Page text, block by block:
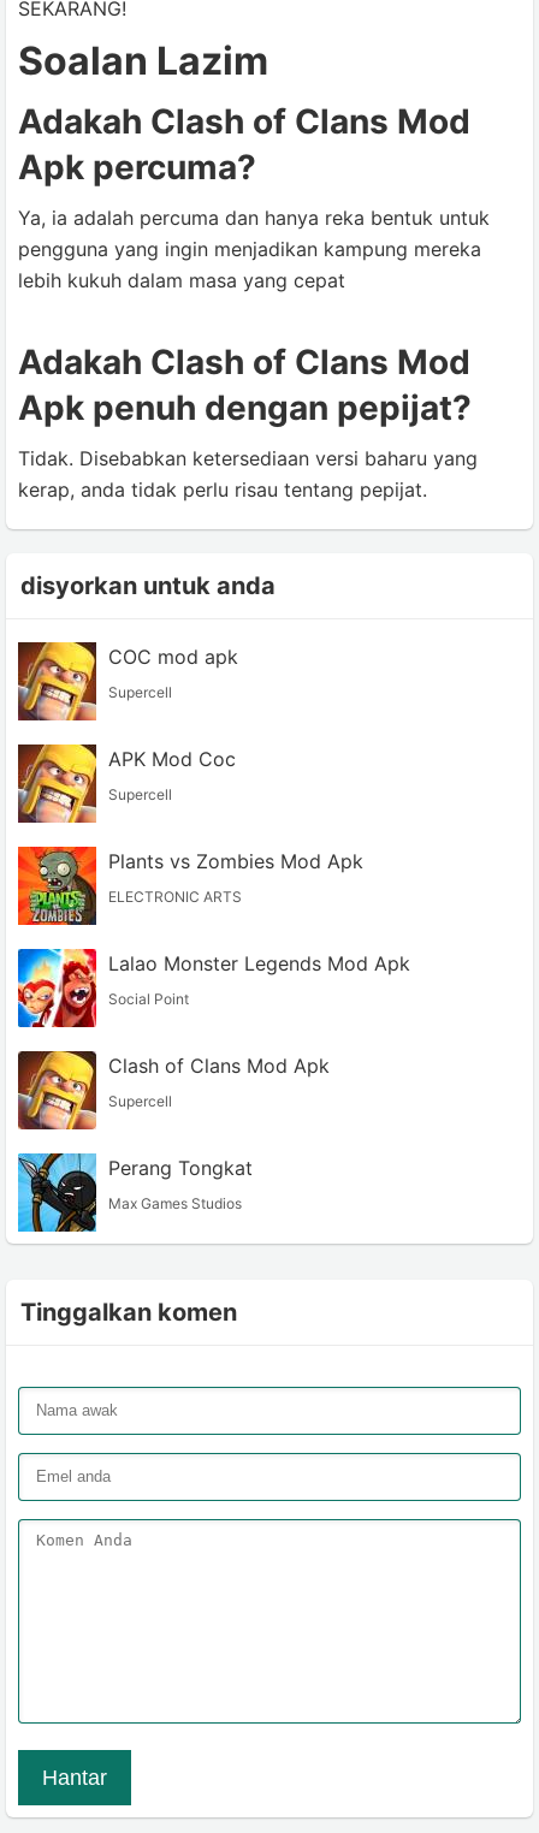
SEKARANG!
Soalan Lazim
Adakah Clash of Clans Mod
Apk percuma?
Ya, ia adalah percuma dan hanya reka bentuk untuk
pengguna yang ingin menjadikan kampung mereka
lebih kukuh dalam masa yang cepat
Adakah Clash of Clans Mod
Apk penuh dengan pepijat?
Tidak. Disebabkan ketersediaan versi baharu yang
kerap, anda tidak perlu risau tentang pepijat.
disyorkan untuk anda
COC mod apk
Supercell
APK Mod Coc
Supercell
Plants vs Zombies Mod Apk
ELECTRONIC ARTS
Lalao Monster Legends Mod Apk
Social Point
Clash of Clans Mod Apk
Supercell
Perang Tongkat
Max Games Studios
Tinggalkan komen
Hantar